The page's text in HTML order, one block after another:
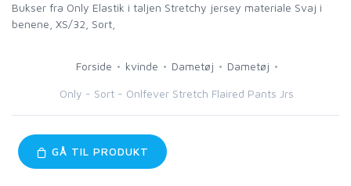
Bukser fra Only Elastik i taljen Stretchy jersey materiale Svaj i
benene, XS/32, Sort,
Forside kvinde Dametøj Dametøj
Only - Sort - Onlfever Stretch Flaired Pants Jrs
GÅ TIL PRODUKT